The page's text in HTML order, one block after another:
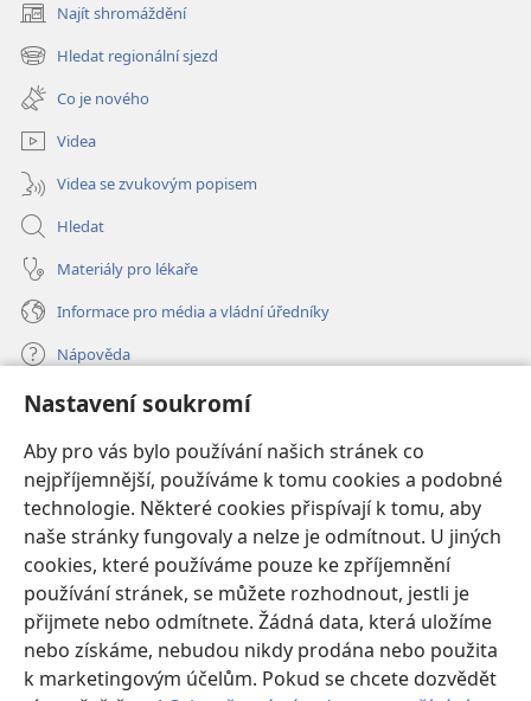
Nastavení soukromí
Aby pro vás bylo používání našich stránek co
nejpříjemnější, používáme k tomu cookies a podobné
technologie. Některé cookies přispívají k tomu, aby
naše stránky fungovaly a nelze je odmítnout. U jiných
cookies, které používáme pouze ke zpříjemnění
používání stránek, se můžete rozhodnout, jestli je
přijmete nebo odmítnete. Žádná data, která uložíme
nebo získáme, nebudou nikdy prodána nebo použita
k marketingovým účelům. Pokud se chcete dozvědět
Najít shromáždění
(otevřeno
nové
okno)
Hledat regionální sjezd
(otevřeno
nové
okno)
Co je nového
Videa
Videa se zvukovým popisem
Hledat
Materiály pro lékaře
Informace pro média a vládní úředníky
Nápověda
Dary
nové
okno) ONLINE KNIHOVNA Strážné věže
(otevřeno
nové
okno)JW Hub®
(otevřeno
nové
okno)JW Library
Watchtower Library